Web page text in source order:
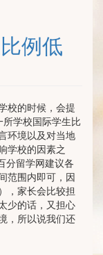
例低
校的时候，会提
学校国际学生比
环境以及对当地
学校的因素之
分留学网建议各
范围内即可，因
，家长会比较担
少的话，又担心
，所以说我们还